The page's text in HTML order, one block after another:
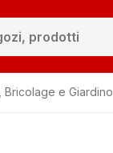
Bricolage e Giardino